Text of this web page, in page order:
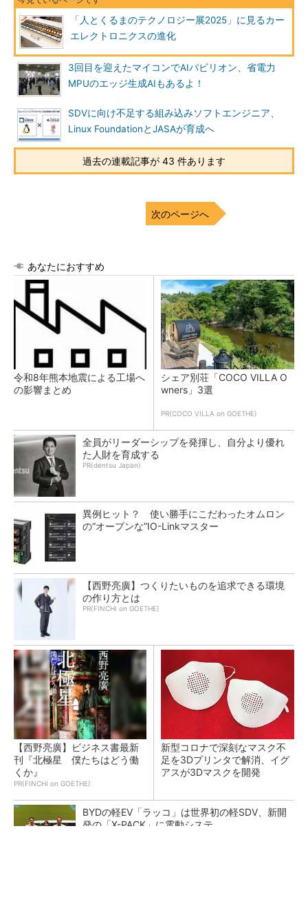
「人とくるまのテクノロジー展2025」に見るカー
エレクトロニクスの進化
3回目を迎えたマイコンでAIパビリオン、省電力
MPUのエッジ生成AIもあるよ！
SDVに向け不足する組み込みソフトエンジニア、
Linux FoundationとJASAが育成へ
過去の連載記事が 43 件あります
次のページへ
あなたにおすすめ
令和8年熊本地震による工場へ
の影響まとめ
シェア別荘「COCO VILLA O
wners」3選
PR(COCO VILLA on GOETHE)
全員がリーダーシップを発揮し、自分より優れ
た人財を育成する
PR(dentsu Japan)
異例ヒット？ 使い勝手にこだわったオムロン
の“オープンな”IO-Linkマスター
【西野亮廣】つくりたいものを追求できる環境
の作り方とは
PR(FINCHI on GOETHE)
【西野亮廣】ビジネス書最新
刊『北極星 僕たちはどう働
くか』
PR(FINCHI on GOETHE)
新型コロナで深刻なマスク不
足を3Dプリンタで解消、イグ
アスが3Dマスクを開発
BYDの軽EV「ラッコ」は世界初の軽SDV、新開
発の「X-PACK」に電動システ...